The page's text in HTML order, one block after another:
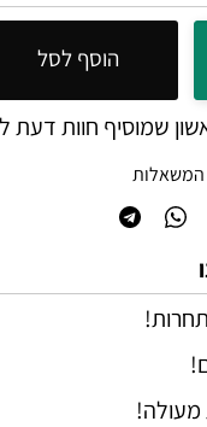
הוסף לסל
שמוסיף חוות דעת
המשאלות
מעולה!